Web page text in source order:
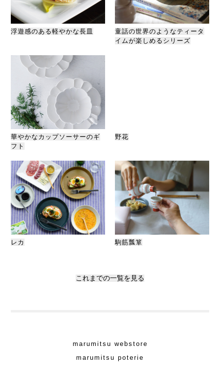
浮遊感のある軽やかな長皿
童話の世界のようなティータ
イムが楽しめるシリーズ
華やかなカップソーサーのギ
フト
野花
レカ 駒筋瓢箪
これまでの一覧を見る
marumitsu webstore
marumitsu poterie